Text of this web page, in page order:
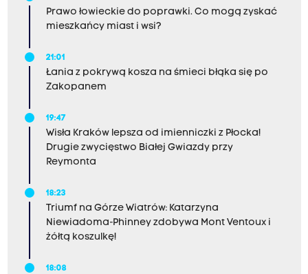
Prawo łowieckie do poprawki. Co mogą zyskać
mieszkańcy miast i wsi?
21:01
Łania z pokrywą kosza na śmieci błąka się po
Zakopanem
19:47
Wisła Kraków lepsza od imienniczki z Płocka!
Drugie zwycięstwo Białej Gwiazdy przy
Reymonta
18:23
Triumf na Górze Wiatrów: Katarzyna
Niewiadoma-Phinney zdobywa Mont Ventoux i
żółtą koszulkę!
18:08